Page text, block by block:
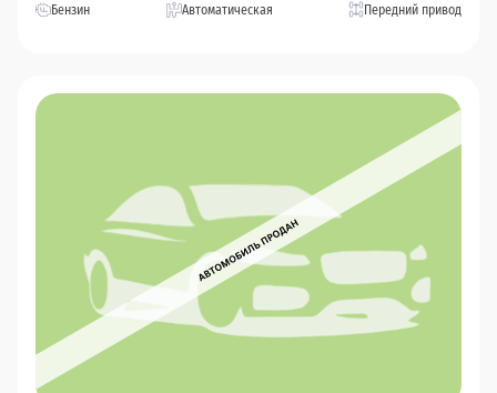
Бензин Автоматическая Передний привод